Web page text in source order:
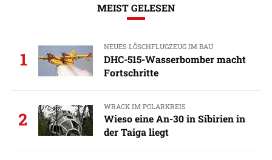
MEIST GELESEN
1
NEUES LÖSCHFLUGZEUG IM BAU
DHC-515-Wasserbomber macht
Fortschritte
2
WRACK IM POLARKREIS
Wieso eine An-30 in Sibirien in
der Taiga liegt